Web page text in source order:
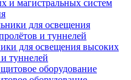
и магистральных систем
для освещения высоких
туннелей